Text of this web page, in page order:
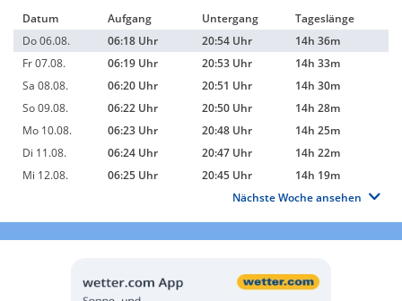
Datum
Aufgang Untergang
Tageslänge
Do 06.08.
06:18 Uhr 20:54 Uhr
14h 36m
Fr 07.08.
06:19 Uhr 20:53 Uhr
14h 33m
Sa 08.08.
06:20 Uhr 20:51 Uhr
14h 30m
So 09.08.
06:22 Uhr 20:50 Uhr
14h 28m
Mo 10.08.
06:23 Uhr 20:48 Uhr
14h 25m
Di 11.08.
06:24 Uhr 20:47 Uhr
14h 22m
Mi 12.08.
06:25 Uhr 20:45 Uhr
14h 19m
Nächste Woche ansehen